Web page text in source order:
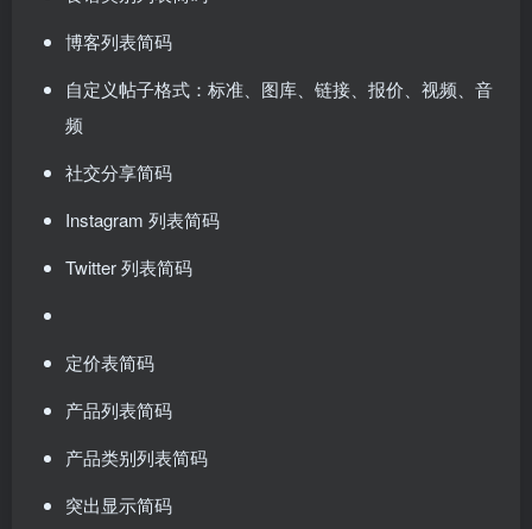
博客列表简码
自定义帖子格式：标准、图库、链接、报价、视频、音
频
社交分享简码
Instagram 列表简码
Twitter 列表简码
定价表简码
产品列表简码
产品类别列表简码
突出显示简码